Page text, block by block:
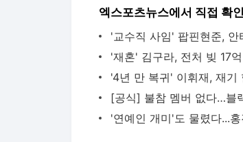
엑스포츠뉴스에서 직접 확